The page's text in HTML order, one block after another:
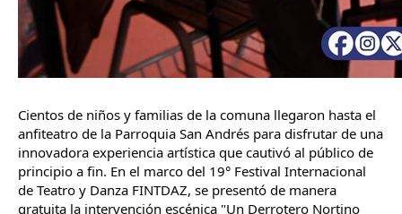
Cientos de niños y familias de la comuna llegaron hasta el
anfiteatro de la Parroquia San Andrés para disfrutar de una
innovadora experiencia artística que cautivó al público de
principio a fin. En el marco del 19° Festival Internacional
de Teatro y Danza FINTDAZ, se presentó de manera
gratuita la intervención escénica "Un Derrotero Nortino